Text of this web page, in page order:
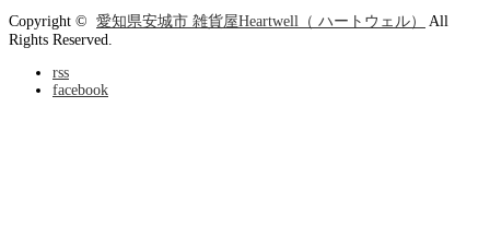
Copyright © 愛知県安城市 雑貨屋Heartwell（ ハートウェル）
All
Rights Reserved.
rss
facebook